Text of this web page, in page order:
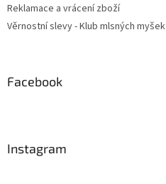
Reklamace a vrácení zboží
Věrnostní slevy - Klub mlsných myšek
Facebook
Instagram